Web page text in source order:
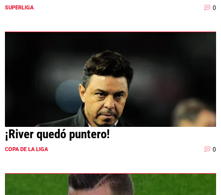
SUPERLIGA 0
¡River quedó puntero!
COPA DE LA LIGA 0